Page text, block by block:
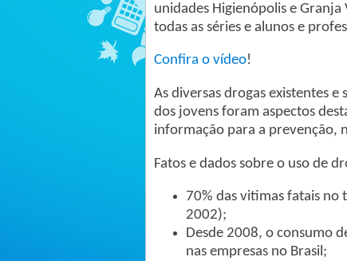
unidades Higienópolis e
todas as séries e alunos e
Confira o vídeo!
As diversas drogas existentes
dos jovens foram aspectos
informação para a prevenção,
Fatos e dados sobre o uso de
70% das vitimas fatais no
2002);
Desde 2008, o consumo
nas empresas no Brasil;